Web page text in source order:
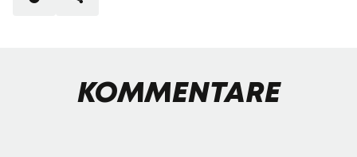
KOMMENTARE